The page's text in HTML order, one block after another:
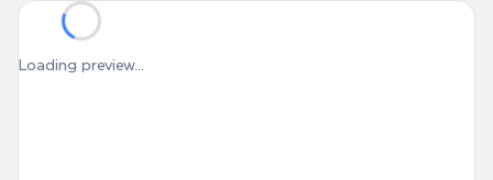
Loading preview...